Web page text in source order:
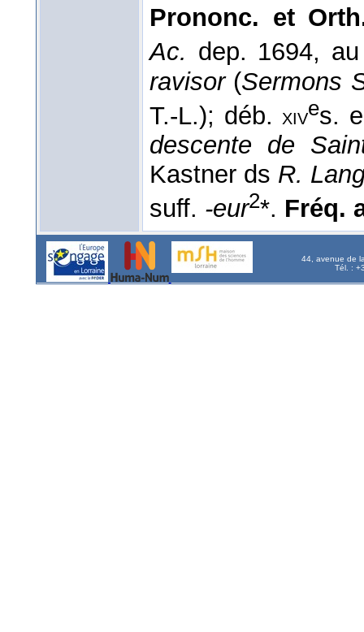
Prononc. et
Ac. dep. 1694,
ravisor(Sermons
T.-L.); déb. xives.
descente de
Kastner ds R.
suff. -eur2*. Fréq.
44, avenue de
Tél. :